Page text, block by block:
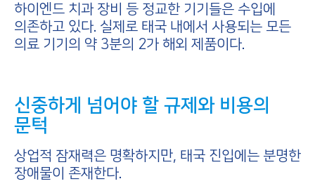
하이엔드 치과 장비 등 정교한 기기들은 수입에
의존하고 있다. 실제로 태국 내에서 사용되는 모든
의료 기기의 약 3분의 2가 해외 제품이다.
신중하게 넘어야 할 규제와 비용의
문턱
상업적 잠재력은 명확하지만, 태국 진입에는 분명한
장애물이 존재한다.